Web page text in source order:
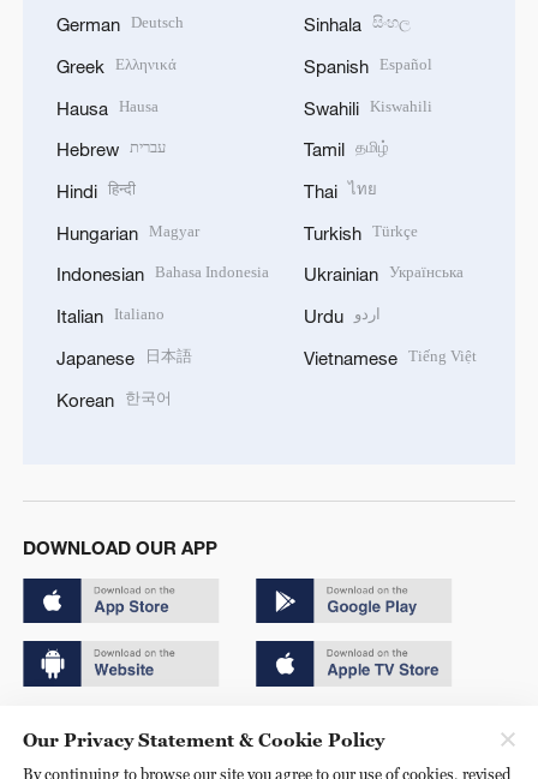
German Deutsch
Greek Ελληνικά
Hausa Hausa
Hebrew עברית
Hindi हिन्दी
Hungarian Magyar
Indonesian Bahasa Indonesia
Italian Italiano
Japanese 日本語
Korean 한국어
Sinhala සිංහල
Spanish Español
Swahili Kiswahili
Tamil தமிழ்
Thai ไทย
Turkish Türkçe
Ukrainian Українська
Urdu اردو
Vietnamese Tiếng Việt
DOWNLOAD OUR APP
京ICP备20000184号
Our Privacy Statement & Cookie Policy
By continuing to browse our site you agree to our use of cookies, revised